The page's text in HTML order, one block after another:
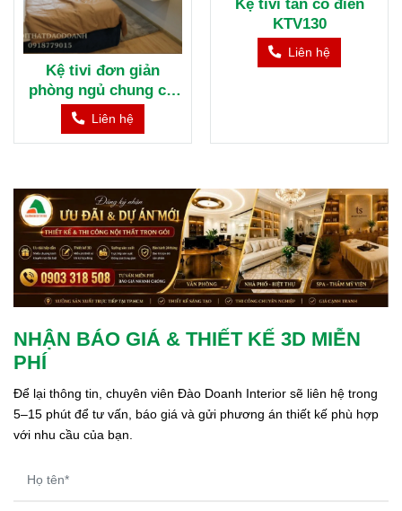
Kệ tivi đơn giản
phòng ngủ chung cư
KTV131
Liên hệ
Kệ tivi tân cổ điển
NHẬN BÁO GIÁ & THIẾT KẾ 3D MIỄN
PHÍ
Để lại thông tin, chuyên viên Đào Doanh Interior sẽ liên hệ trong
5–15 phút để tư vấn, báo giá và gửi phương án thiết kế phù hợp
với nhu cầu của bạn.